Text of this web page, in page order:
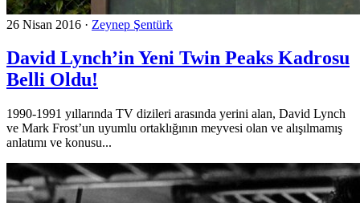
26 Nisan 2016 · Zeynep Şentürk
David Lynch’in Yeni Twin Peaks Kadrosu
Belli Oldu!
1990-1991 yıllarında TV dizileri arasında yerini alan, David Lynch
ve Mark Frost’un uyumlu ortaklığının meyvesi olan ve alışılmamış
anlatımı ve konusu...